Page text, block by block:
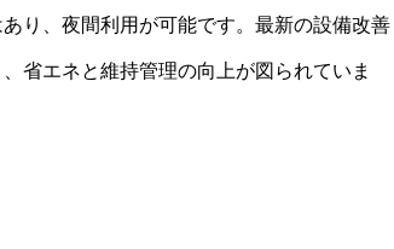
り、夜間利用が可能です。最新の設備改善
省エネと維持管理の向上が図られていま